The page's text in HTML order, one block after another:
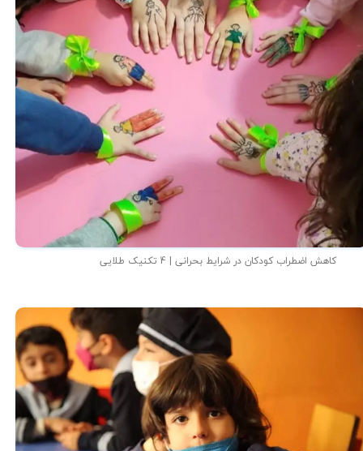
کاهش اضطراب کودکان در شرایط بحرانی | 4 تکنیک طلایی